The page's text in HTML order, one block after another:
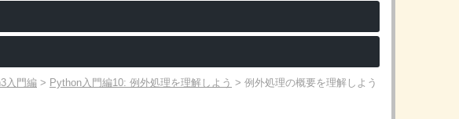
入門編 > Python入門編10: 例外処理を理解しよう > 例外処理の概要を理解しよう